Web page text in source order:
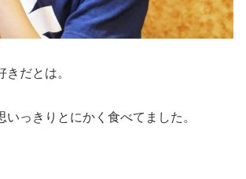
だとは。
いっきりとにかく食べてました。